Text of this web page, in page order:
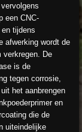
een CNC-
tijdens
afwerking wordt de
verkregen. De
is de
tegen corrosie,
het aanbrengen
en
die de
uiteindelijke